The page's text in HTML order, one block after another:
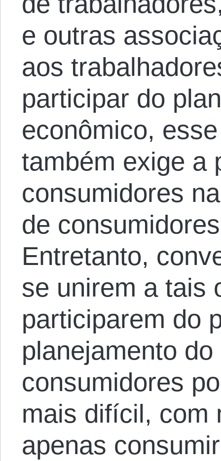
e outras
aos
participar do
econômico,
também exige a
consumidores
de
Entretanto,
se unirem a tais
participarem do
planejamento
consumidores
mais difícil, com
apenas